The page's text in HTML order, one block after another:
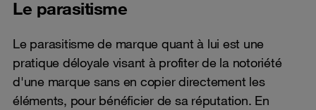
Le parasitisme
Le parasitisme de marque quant à lui est une
pratique déloyale visant à profiter de la notoriété
d'une marque sans en copier directement les
éléments, pour bénéficier de sa réputation. En